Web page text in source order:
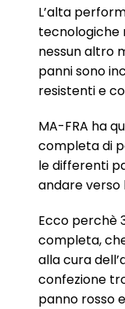
L’alta
tecnologiche
nessun altro
panni sono
resistenti e
MA-FRA ha
completa di
le differenti
andare verso
Ecco perchè
completa,
alla cura
confezione
panno rosso